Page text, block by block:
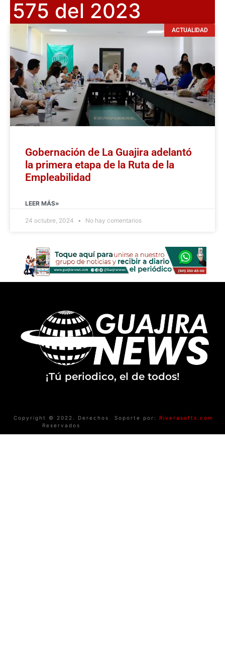
575 del 2023
ACTUALIDAD
Gobernación de La Guajira adelantó
la primera etapa de la Ruta de la
Empleabilidad
LEER MÁS»
24 octubre, 2024 No hay comentarios
¡Tú periodico, el de todos!
Copyright © 2022. Derechos
Reservados
Soporte por: Riverasofts.com